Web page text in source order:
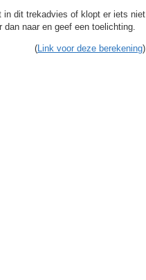
in dit trekadvies of klopt er iets niet
dan naar en geef een toelichting.
( Link voor deze berekening)